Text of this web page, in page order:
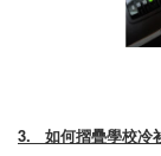
3. 如何摺疊學校冷